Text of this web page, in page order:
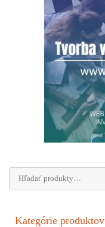
Hľadať:
Kategórie produktov